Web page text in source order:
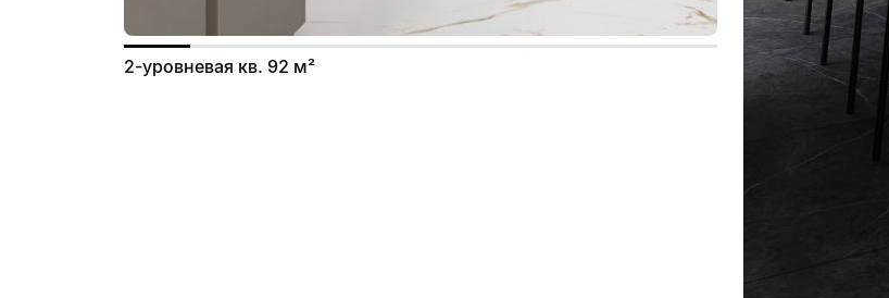
2-уровневая кв. 92 м²